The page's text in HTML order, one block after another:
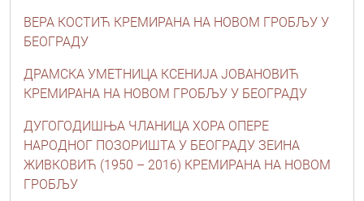
ВЕРА КОСТИЋ КРЕМИРАНА НА НОВОМ ГРОБЉУ У
БЕОГРАДУ
ДРАМСКА УМЕТНИЦА КСЕНИЈА ЈОВАНОВИЋ
КРЕМИРАНА НА НОВОМ ГРОБЉУ У БЕОГРАДУ
ДУГОГОДИШЊА ЧЛАНИЦА ХОРА ОПЕРЕ
НАРОДНОГ ПОЗОРИШТА У БЕОГРАДУ ЗЕИНА
ЖИВКОВИЋ (1950 – 2016) КРЕМИРАНА НА НОВОМ
ГРОБЉУ